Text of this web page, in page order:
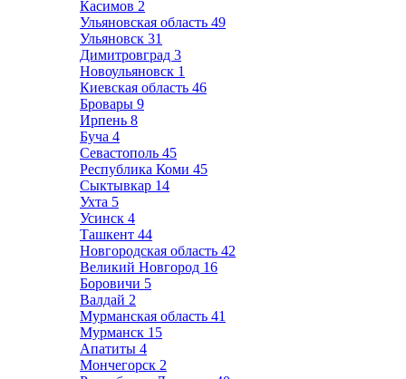
Касимов 2
Ульяновская область 49
Ульяновск 31
Димитровград 3
Новоульяновск 1
Киевская область 46
Бровары 9
Ирпень 8
Буча 4
Севастополь 45
Республика Коми 45
Сыктывкар 14
Ухта 5
Усинск 4
Ташкент 44
Новгородская область 42
Великий Новгород 16
Боровичи 5
Валдай 2
Мурманская область 41
Мурманск 15
Апатиты 4
Мончегорск 2